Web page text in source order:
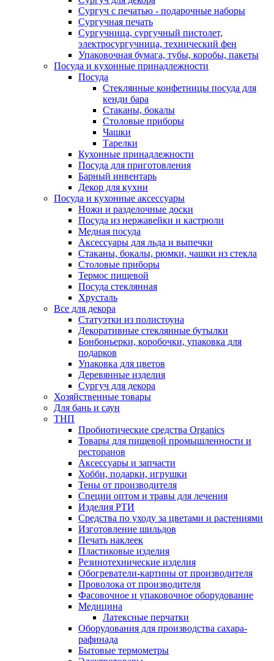
Сургуч с печатью - подарочные наборы
Сургучная печать
Сургучница, сургучный пистолет,
электросургучница, технический фен
Упаковочная бумага, тубы, коробы, пакеты
Посуда и кухонные принадлежности
Посуда
Стеклянные конфетницы посуда для
кенди бара
Стаканы, бокалы
Столовые приборы
Чашки
Тарелки
Кухонные принадлежности
Посуда для приготовления
Барный инвентарь
Декор для кухни
Посуда и кухонные аксессуары
Ножи и разделочные доски
Посуда из нержавейки и кастрюли
Медная посуда
Аксессуары для льда и выпечки
Стаканы, бокалы, рюмки, чашки из стекла
Столовые приборы
Термос пищевой
Посуда стеклянная
Хрусталь
Все для декора
Статуэтки из полистоуна
Декоративные стеклянные бутылки
Бонбоньерки, коробочки, упаковка для
подарков
Упаковка для цветов
Деревянные изделия
Сургуч для декора
Хозяйственные товары
Для бань и саун
ТНП
Пробиотические средства Organics
Товары для пищевой промышленности и
ресторанов
Аксессуары и запчасти
Хобби, подарки, игрушки
Тены от производителя
Специи оптом и травы для лечения
Изделия РТИ
Средства по уходу за цветами и растениями
Изготовление шильдов
Печать наклеек
Пластиковые изделия
Резинотехнические изделия
Обогреватели-картины от производителя
Проволока от производителя
Фасовочное и упаковочное оборудование
Медицина
Латексные перчатки
Оборудования для производства сахара-
рафинада
Бытовые термометры